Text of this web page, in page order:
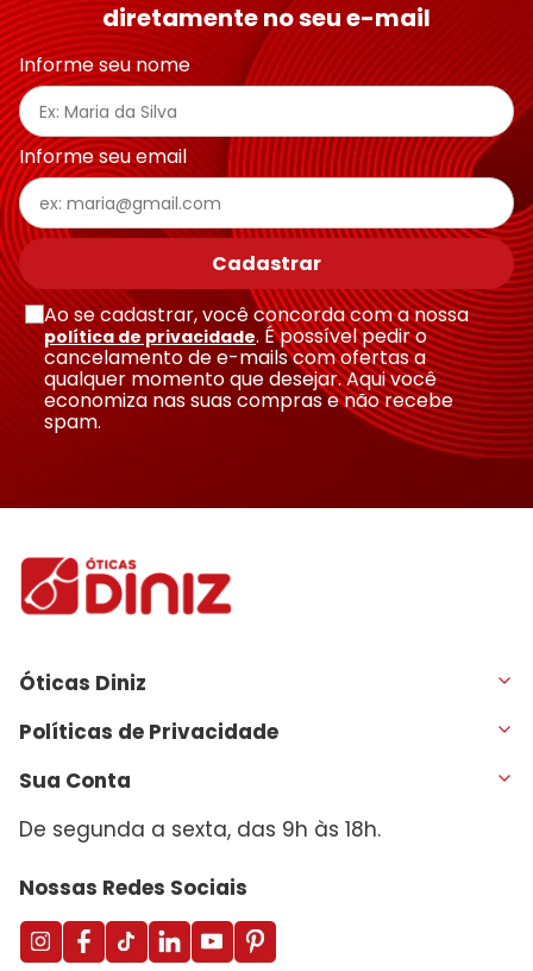
diretamente no seu e-mail
Informe seu nome
Informe seu email
Cadastrar
Ao se cadastrar, você concorda com a nossa
política de privacidade. É possível pedir o
cancelamento de e-mails com ofertas a
qualquer momento que desejar. Aqui você
economiza nas suas compras e não recebe
spam.
Óticas Diniz
Políticas de Privacidade
Sua Conta
De segunda a sexta, das 9h às 18h.
Nossas Redes Sociais